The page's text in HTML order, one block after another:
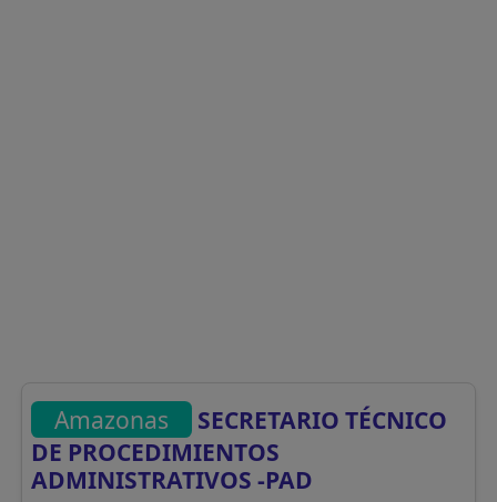
Amazonas
SECRETARIO TÉCNICO
DE PROCEDIMIENTOS
ADMINISTRATIVOS -PAD